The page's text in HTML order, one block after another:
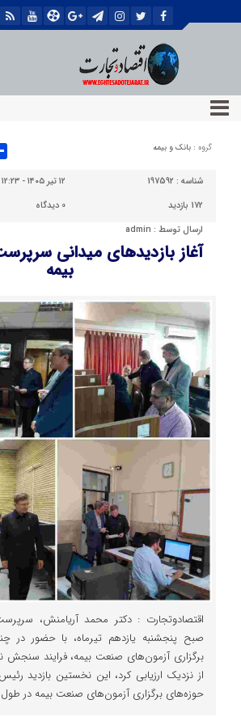
گروه : بانک و بیمه
شناسه : 197592
۱۲ تیر ۱۴۰۵ - ۱۲:۲۳
172 بازدید
0 دیدگاه
ارسال توسط : admin
آغاز بازدیدهای میدانی
بیمه
اقتصادوتجارت : دکتر محمد آریامنش،
صبح پنجشنبه یازدهم تیرماه، با حضور در
برگزاری آزمون‌های صنعت بیمه، فرایند
از نزدیک ارزیابی کرد، این نخستین بازدید
حوزه‌های برگزاری آزمون‌های صنعت بیمه در